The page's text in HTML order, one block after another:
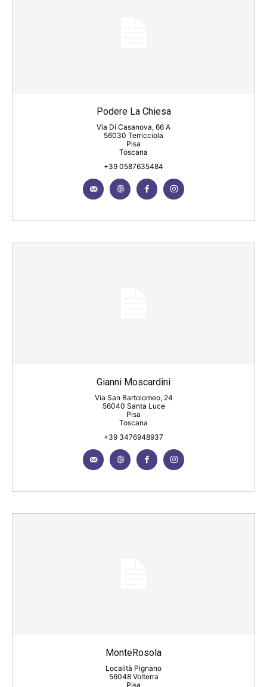
Podere La Chiesa
Via Di Casanova, 66 A
56030 Terricciola
Pisa
Toscana
+39 0587635484
Gianni Moscardini
Via San Bartolomeo, 24
56040 Santa Luce
Pisa
Toscana
+39 3476948937
MonteRosola
Località Pignano
56048 Volterra
Pisa